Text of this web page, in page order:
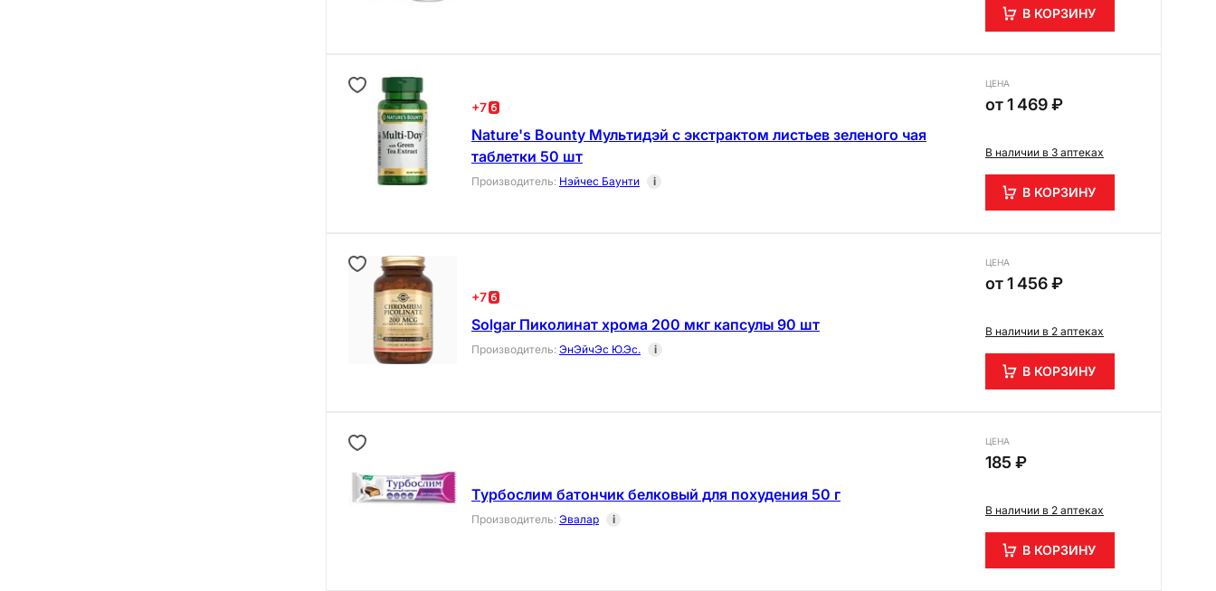
В КОРЗИНУ
+7
Nature's Bounty Мультидэй с экстрактом листьев зеленого чая
таблетки 50 шт
Производитель: Нэйчес Баунти i
ЦЕНА
от1 469 ₽
В наличии в 3 аптеках
В КОРЗИНУ
+7
Solgar Пиколинат хрома 200 мкг капсулы 90 шт
Производитель: ЭнЭйчЭс Ю.Эс. i
ЦЕНА
от1 456 ₽
В наличии в 2 аптеках
В КОРЗИНУ
Турбослим батончик белковый для похудения 50 г
Производитель: Эвалар i
ЦЕНА
185 ₽
В наличии в 2 аптеках
В КОРЗИНУ